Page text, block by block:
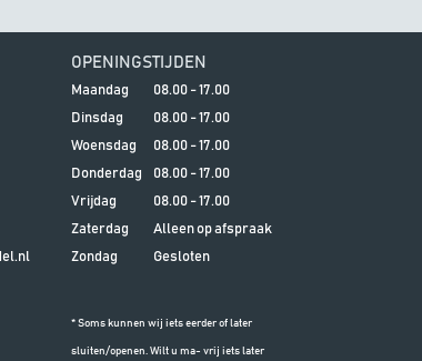
OPENINGSTIJDEN
Maandag
08.00 - 17.00
Dinsdag
08.00 - 17.00
Woensdag
08.00 - 17.00
Donderdag
08.00 - 17.00
Vrijdag
08.00 - 17.00
Zaterdag
Alleen op afspraak
Zondag
Gesloten
* Soms kunnen wij iets eerder of later
sluiten/openen. Wilt u ma- vrij iets later